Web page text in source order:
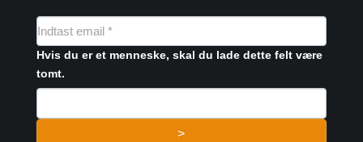
NYHEDSMAIL
FORMULAR
Hvis du er et menneske, skal du lade dette felt være
tomt.
>